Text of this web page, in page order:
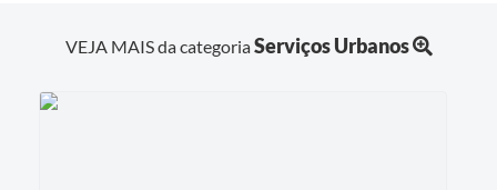
VEJA MAIS da categoriaServiços Urbanos